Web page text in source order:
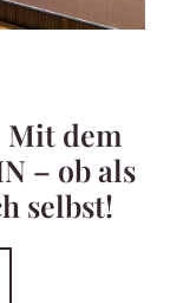
dem
– ob als
selbst!